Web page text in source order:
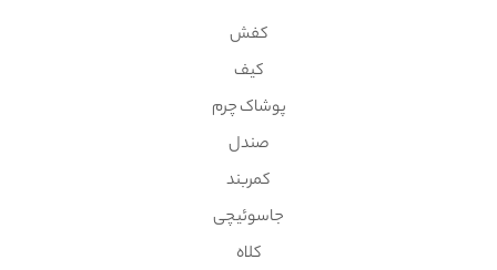
کفش
کیف
پوشاک چرم
صندل
کمربند
جاسوئیچی
کلاه